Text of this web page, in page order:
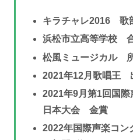
キラチャレ2016 歌
浜松市立高等学校
松風ミュージカル
2021年12月歌唱王
2021年9月第1回国
日本大会 金賞
2022年国際声楽コ